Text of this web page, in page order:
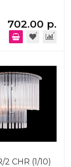
702.00 р.
CHR (1/10)